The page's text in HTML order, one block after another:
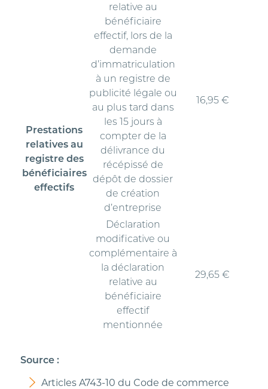
Prestations
relatives au
registre des
bénéficiaires
effectifs
relative au
bénéficiaire
effectif, lors de la
demande
d’immatriculation
à un registre de
publicité légale ou
au plus tard dans
les 15 jours à
compter de la
délivrance du
récépissé de
dépôt de dossier
de création
d’entreprise
16,95 €
Déclaration
modificative ou
complémentaire à
la déclaration
relative au
bénéficiaire
effectif
mentionnée
29,65 €
Source :
Articles A743-10 du Code de commerce